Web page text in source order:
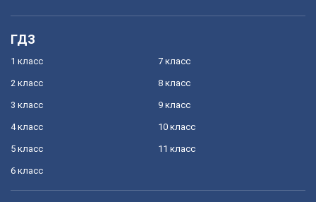
ГДЗ
1 класс
2 класс
3 класс
4 класс
5 класс
6 класс
7 класс
8 класс
9 класс
10 класс
11 класс